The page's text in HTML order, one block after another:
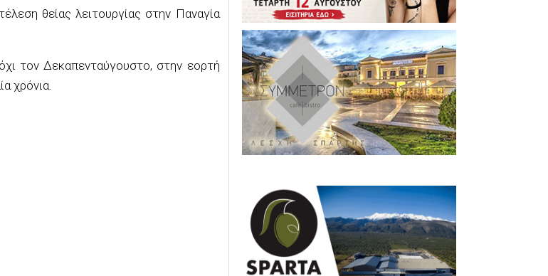
θείας λειτουργίας στην Παναγία
τον Δεκαπενταύγουστο, στην εορτή
χρόνια.